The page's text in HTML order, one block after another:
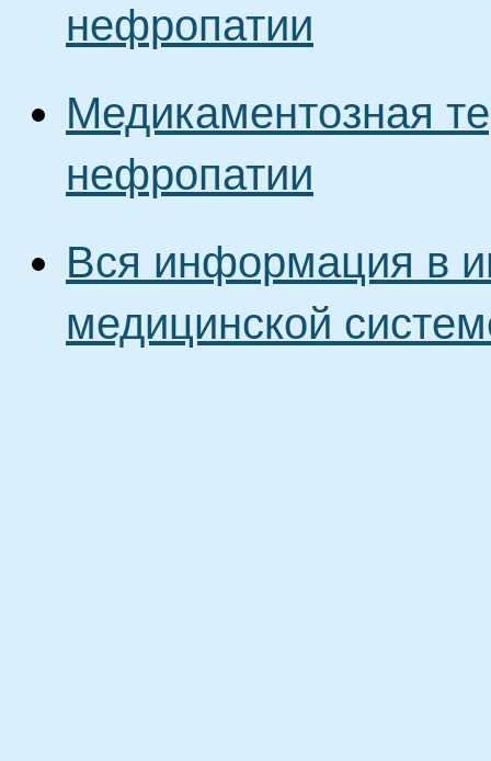
нефропатии
Медикаментозная
нефропатии
Вся информация в
медицинской